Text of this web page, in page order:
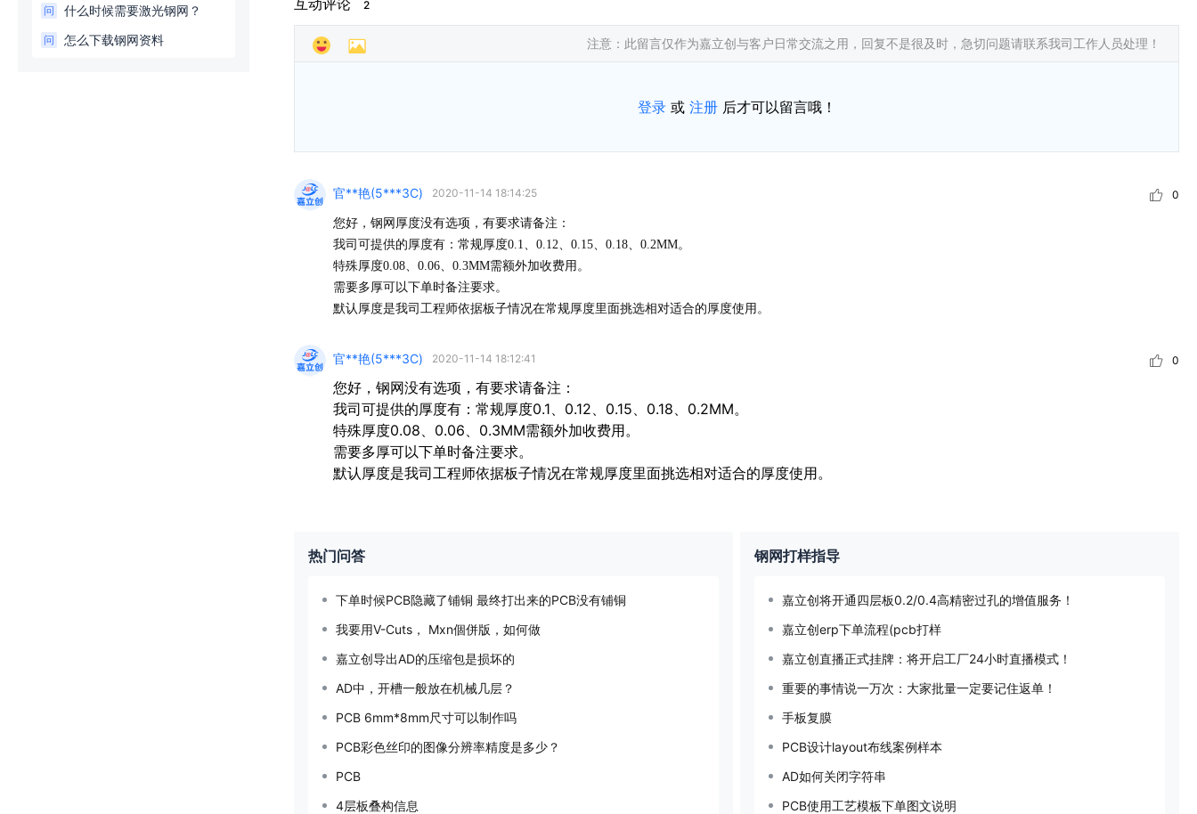
问 什么时候需要激光钢网？
问 怎么下载钢网资料
互动评论 2
注意：此留言仅作为嘉立创与客户日常交流之用，回复不是很及时，急切问题请联系我司工作人员处理！
登录或 注册后才可以留言哦！
官**艳(5***3C) 2020-11-14 18:14:25 0
您好，钢网厚度没有选项，有要求请备注：
我司可提供的厚度有：常规厚度0.1、0.12、0.15、0.18、0.2MM。
特殊厚度0.08、0.06、0.3MM需额外加收费用。
需要多厚可以下单时备注要求。
默认厚度是我司工程师依据板子情况在常规厚度里面挑选相对适合的厚度使用。
官**艳(5***3C) 2020-11-14 18:12:41 0
您好，钢网没有选项，有要求请备注：
我司可提供的厚度有：常规厚度0.1、0.12、0.15、0.18、0.2MM。
特殊厚度0.08、0.06、0.3MM需额外加收费用。
需要多厚可以下单时备注要求。
默认厚度是我司工程师依据板子情况在常规厚度里面挑选相对适合的厚度使用。
热门问答
下单时候PCB隐藏了铺铜 最终打出来的PCB没有铺铜
我要用V-Cuts， Mxn個併版，如何做
嘉立创导出AD的压缩包是损坏的
AD中，开槽一般放在机械几层？
PCB 6mm*8mm尺寸可以制作吗
PCB彩色丝印的图像分辨率精度是多少？
PCB
4层板叠构信息
钢网打样指导
嘉立创将开通四层板0.2/0.4高精密过孔的增值服务！
嘉立创erp下单流程(pcb打样
嘉立创直播正式挂牌：将开启工厂24小时直播模式！
重要的事情说一万次：大家批量一定要记住返单！
手板复膜
PCB设计layout布线案例样本
AD如何关闭字符串
PCB使用工艺模板下单图文说明